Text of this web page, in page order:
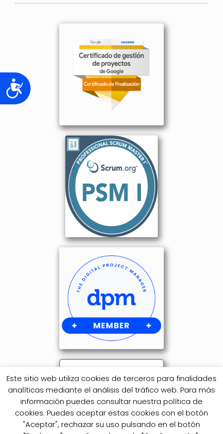
Accesibilidad
Este sitio web utiliza cookies de terceros para finalidades
analíticas mediante el análisis del tráfico web. Para más
información puedes consultar nuestra política de
cookies. Puedes aceptar estas cookies con el botón
"Aceptar", rechazar su uso pulsando en el botón